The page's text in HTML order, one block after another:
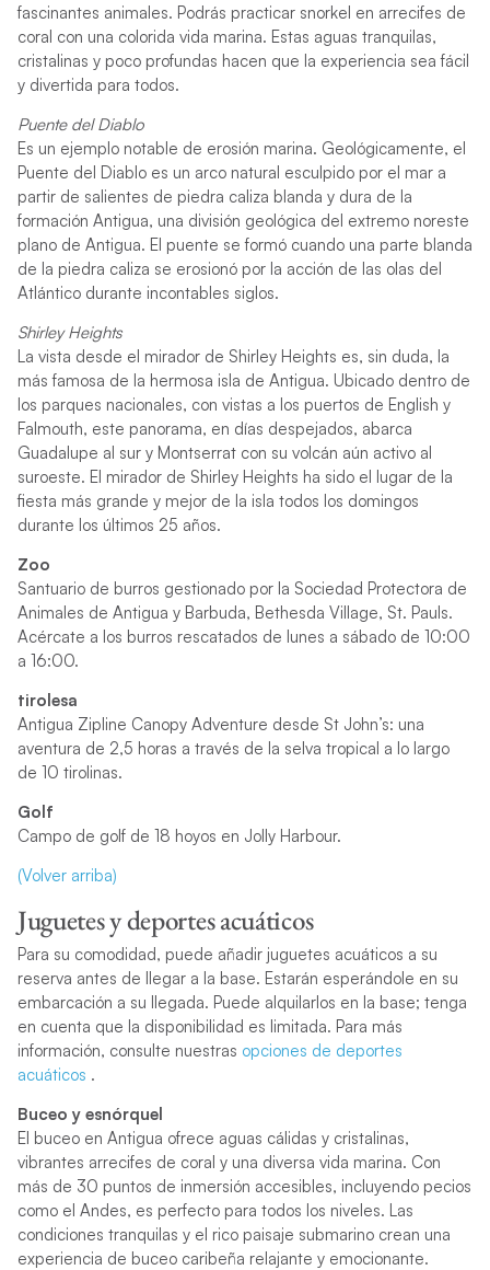
fascinantes animales. Podrás practicar snorkel en arrecifes de
coral con una colorida vida marina. Estas aguas tranquilas,
cristalinas y poco profundas hacen que la experiencia sea fácil
y divertida para todos.
Puente del Diablo
Es un ejemplo notable de erosión marina. Geológicamente, el
Puente del Diablo es un arco natural esculpido por el mar a
partir de salientes de piedra caliza blanda y dura de la
formación Antigua, una división geológica del extremo noreste
plano de Antigua. El puente se formó cuando una parte blanda
de la piedra caliza se erosionó por la acción de las olas del
Atlántico durante incontables siglos.
Shirley Heights
La vista desde el mirador de Shirley Heights es, sin duda, la
más famosa de la hermosa isla de Antigua. Ubicado dentro de
los parques nacionales, con vistas a los puertos de English y
Falmouth, este panorama, en días despejados, abarca
Guadalupe al sur y Montserrat con su volcán aún activo al
suroeste. El mirador de Shirley Heights ha sido el lugar de la
fiesta más grande y mejor de la isla todos los domingos
durante los últimos 25 años.
Zoo
Santuario de burros gestionado por la Sociedad Protectora de
Animales de Antigua y Barbuda, Bethesda Village, St. Pauls.
Acércate a los burros rescatados de lunes a sábado de 10:00
a 16:00.
tirolesa
Antigua Zipline Canopy Adventure desde St John’s: una
aventura de 2,5 horas a través de la selva tropical a lo largo
de 10 tirolinas.
Golf
Campo de golf de 18 hoyos en Jolly Harbour.
(Volver arriba)
Juguetes y deportes acuáticos
Para su comodidad, puede añadir juguetes acuáticos a su
reserva antes de llegar a la base. Estarán esperándole en su
embarcación a su llegada. Puede alquilarlos en la base; tenga
en cuenta que la disponibilidad es limitada. Para más
información, consulte nuestras opciones de deportes
acuáticos .
Buceo y esnórquel
El buceo en Antigua ofrece aguas cálidas y cristalinas,
vibrantes arrecifes de coral y una diversa vida marina. Con
más de 30 puntos de inmersión accesibles, incluyendo pecios
como el Andes, es perfecto para todos los niveles. Las
condiciones tranquilas y el rico paisaje submarino crean una
experiencia de buceo caribeña relajante y emocionante.